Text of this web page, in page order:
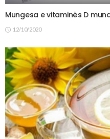
Mungesa e vitaminës D
12/10/2020